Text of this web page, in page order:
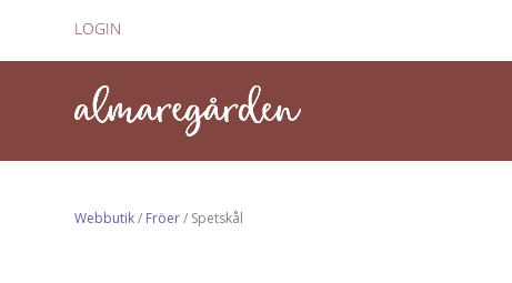
LOGIN
Webbutik/ Fröer/ Spetskål